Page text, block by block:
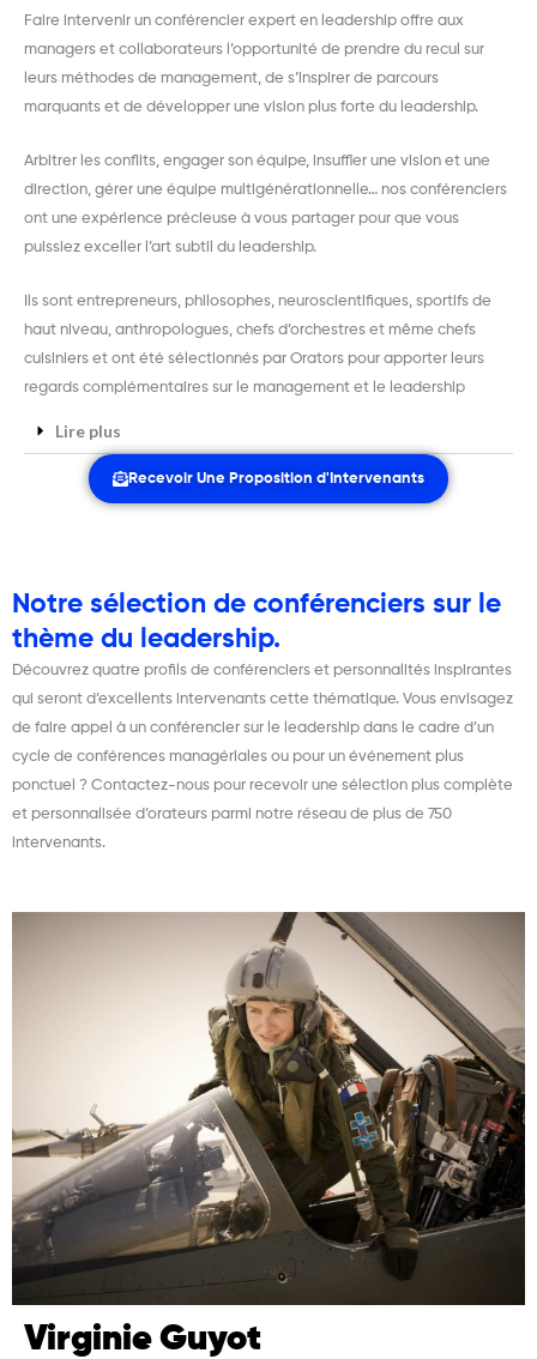
Faire intervenir un conférencier expert en leadership offre aux
managers et collaborateurs l’opportunité de prendre du recul sur
leurs méthodes de management, de s’inspirer de parcours
marquants et de développer une vision plus forte du leadership.
Arbitrer les conflits, engager son équipe, insuffler une vision et une
direction, gérer une équipe multigénérationnelle… nos conférenciers
ont une expérience précieuse à vous partager pour que vous
puissiez exceller l’art subtil du leadership.
Ils sont entrepreneurs, philosophes, neuroscientifiques, sportifs de
haut niveau, anthropologues, chefs d’orchestres et même chefs
cuisiniers et ont été sélectionnés par Orators pour apporter leurs
regards complémentaires sur le management et le leadership
Lire plus
Recevoir Une Proposition d'Intervenants
Notre sélection de conférenciers sur le
thème du leadership.
Découvrez quatre profils de conférenciers et personnalités inspirantes
qui seront d’excellents intervenants cette thématique. Vous envisagez
de faire appel à un conférencier sur le leadership dans le cadre d’un
cycle de conférences managériales ou pour un événement plus
ponctuel ? Contactez-nous pour recevoir une sélection plus complète
et personnalisée d’orateurs parmi notre réseau de plus de 750
intervenants.
Virginie Guyot